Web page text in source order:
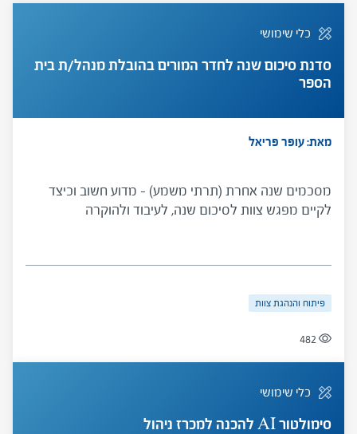
כלי שימושי
סדנת סיכום שנה לחדר המורים בהובלת מנהל/ת בית
הספר
מאת: עופר פריאל
מסכמים שנה אחרת (תרתי משמע) – מדוע חשוב וכיצד
לקיים מפגש צוות לסיכום שנה, לעיבוד ולהוקרה
פיתוח והנהגת צוות
482
כלי שימושי
סימולטור AI להכנה למכרז ניהול